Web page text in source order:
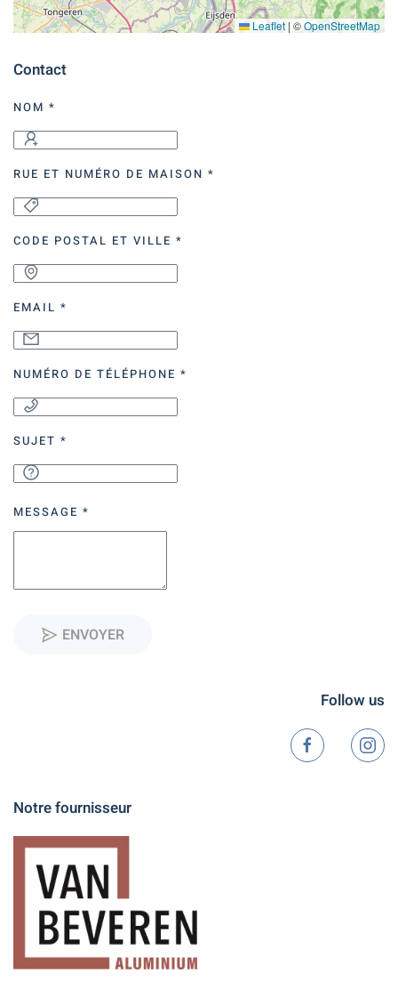
Leaflet | ©OpenStreetMap
Contact
NOM *
RUE ET NUMÉRO DE MAISON *
CODE POSTAL ET VILLE *
EMAIL *
NUMÉRO DE TÉLÉPHONE *
SUJET *
MESSAGE *
ENVOYER
Follow us
Notre fournisseur